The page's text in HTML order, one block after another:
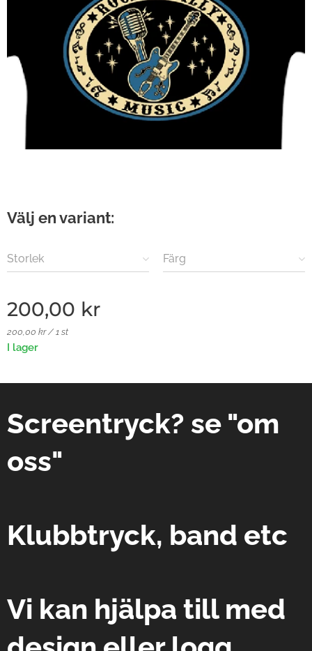
Välj en variant:
Storlek Färg
200,00 kr
200,00 kr / 1 st
I lager
Screentryck? se "om
oss"
Klubbtryck, band etc
Vi kan hjälpa till med